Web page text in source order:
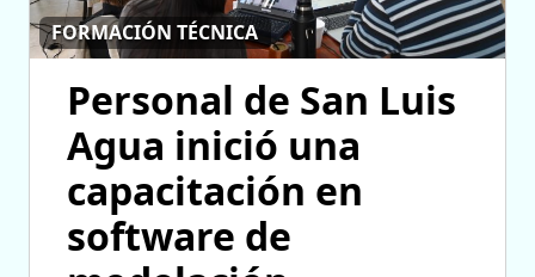
FORMACIÓN TÉCNICA
Personal de San Luis
Agua inició una
capacitación en
software de